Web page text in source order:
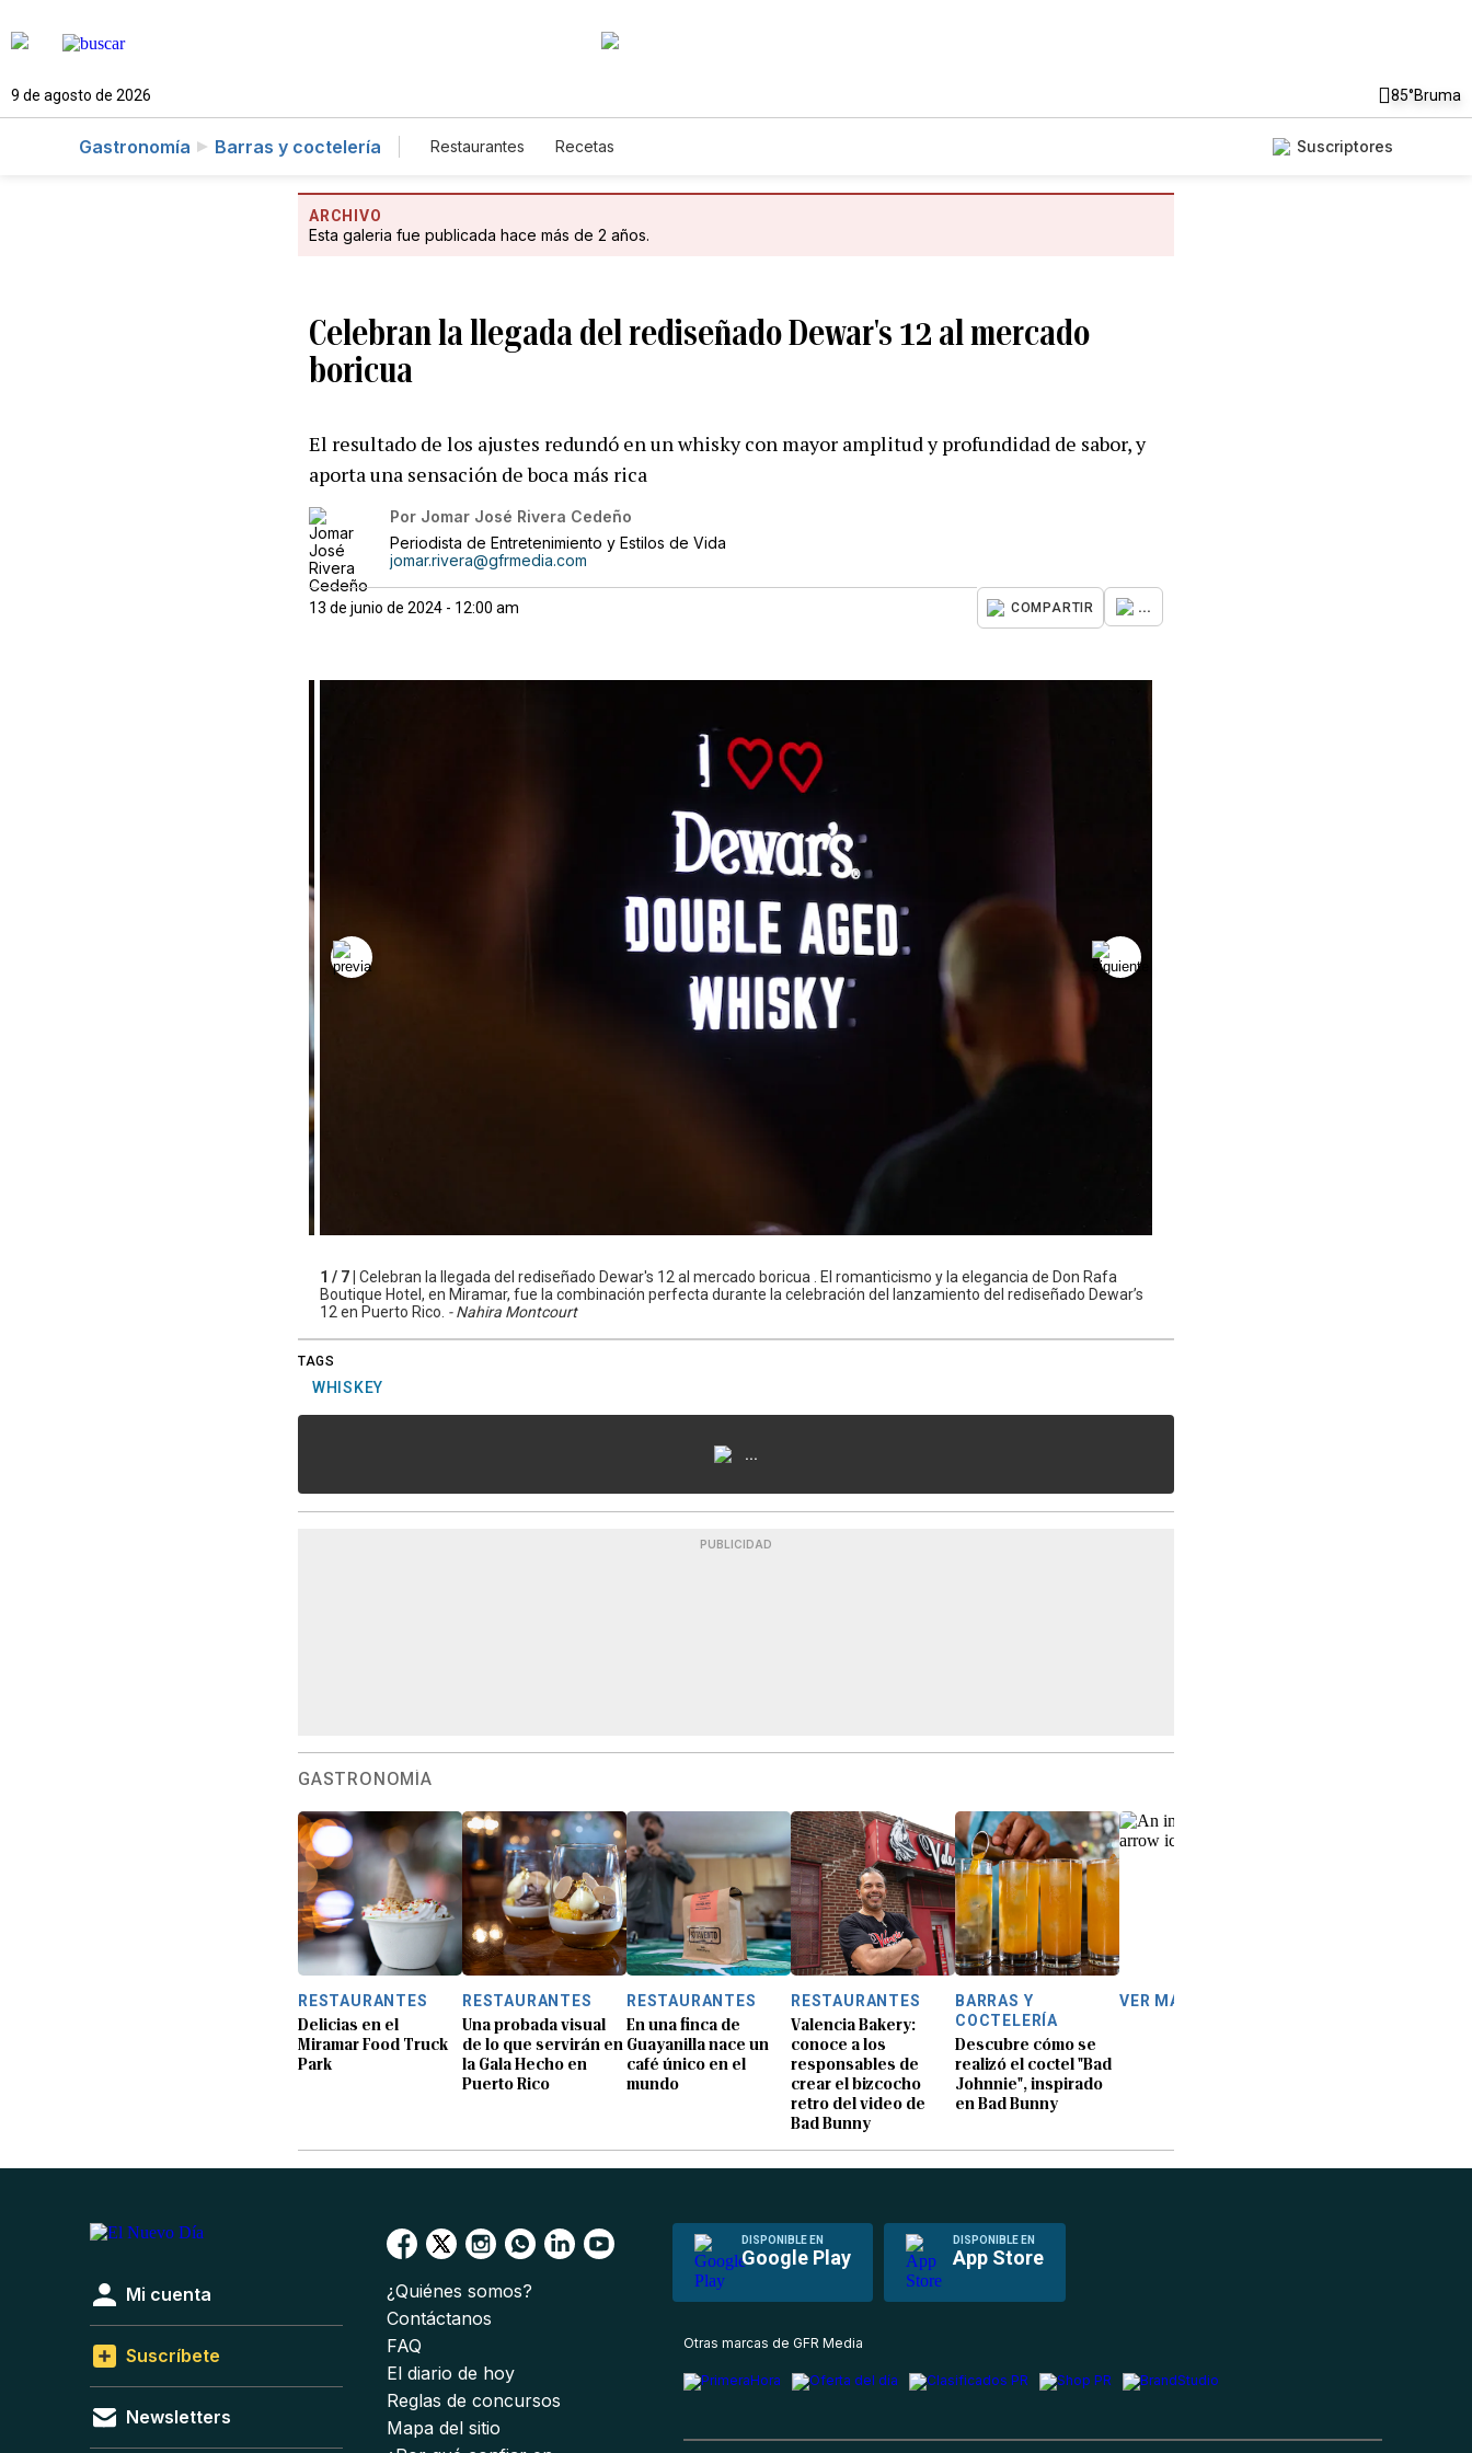
9 de agosto de 2026 85°Bruma
Gastronomía Barras y coctelería Restaurantes Recetas Suscriptores
ARCHIVO
Esta galeria fue publicada hace más de 2 años.
Celebran la llegada del rediseñado Dewar's 12 al mercado
boricua
El resultado de los ajustes redundó en un whisky con mayor amplitud y profundidad de sabor, y
aporta una sensación de boca más rica
Por Jomar José Rivera Cedeño
Periodista de Entretenimiento y Estilos de Vida
jomar.rivera@gfrmedia.com
13 de junio de 2024 - 12:00 am COMPARTIR ...
1 / 7 | Celebran la llegada del rediseñado Dewar's 12 al mercado boricua . El romanticismo y la elegancia de Don Rafa
Boutique Hotel, en Miramar, fue la combinación perfecta durante la celebración del lanzamiento del rediseñado Dewar’s
12 en Puerto Rico. - Nahira Montcourt
TAGS
WHISKEY
...
PUBLICIDAD
GASTRONOMÍA
RESTAURANTES
Delicias en el
Miramar Food Truck
Park
RESTAURANTES
Una probada visual
de lo que servirán en
la Gala Hecho en
Puerto Rico
RESTAURANTES
En una finca de
Guayanilla nace un
café único en el
mundo
RESTAURANTES
Valencia Bakery:
conoce a los
responsables de
crear el bizcocho
retro del video de
Bad Bunny
BARRAS Y
COCTELERÍA
Descubre cómo se
realizó el coctel "Bad
Johnnie", inspirado
en Bad Bunny
VER MÁS
DISPONIBLE EN
Google Play
DISPONIBLE EN
App Store
Mi cuenta
Suscríbete
Newsletters
¿Quiénes somos?
Contáctanos
FAQ
El diario de hoy
Reglas de concursos
Mapa del sitio
Otras marcas de GFR Media